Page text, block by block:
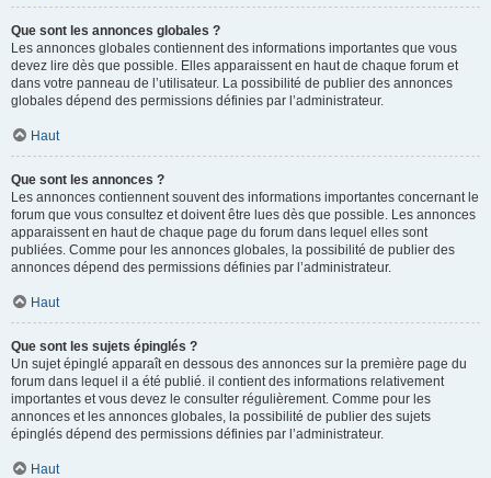
Que sont les annonces globales ?
Les annonces globales contiennent des informations importantes que vous
devez lire dès que possible. Elles apparaissent en haut de chaque forum et
dans votre panneau de l’utilisateur. La possibilité de publier des annonces
globales dépend des permissions définies par l’administrateur.
Haut
Que sont les annonces ?
Les annonces contiennent souvent des informations importantes concernant le
forum que vous consultez et doivent être lues dès que possible. Les annonces
apparaissent en haut de chaque page du forum dans lequel elles sont
publiées. Comme pour les annonces globales, la possibilité de publier des
annonces dépend des permissions définies par l’administrateur.
Haut
Que sont les sujets épinglés ?
Un sujet épinglé apparaît en dessous des annonces sur la première page du
forum dans lequel il a été publié. il contient des informations relativement
importantes et vous devez le consulter régulièrement. Comme pour les
annonces et les annonces globales, la possibilité de publier des sujets
épinglés dépend des permissions définies par l’administrateur.
Haut